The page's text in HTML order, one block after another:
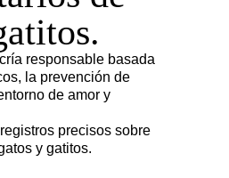
responsable basada
la prevención de
de amor y
precisos sobre
y gatitos.